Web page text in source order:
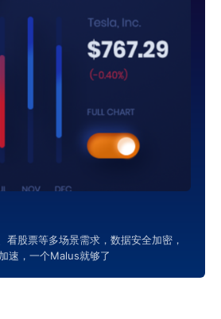
看股票等多场景需求，数据安全加密，
速，一个Malus就够了